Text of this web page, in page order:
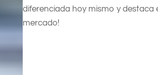
diferenciada hoy mismo y destaca
mercado!